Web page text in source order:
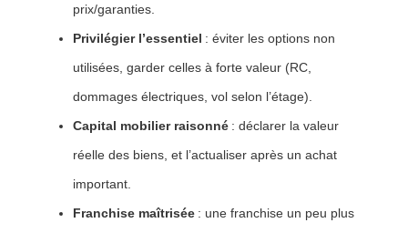
prix/garanties.
Privilégier l’essentiel : éviter les options non
utilisées, garder celles à forte valeur (RC,
dommages électriques, vol selon l’étage).
Capital mobilier raisonné : déclarer la valeur
réelle des biens, et l’actualiser après un achat
important.
Franchise maîtrisée : une franchise un peu plus